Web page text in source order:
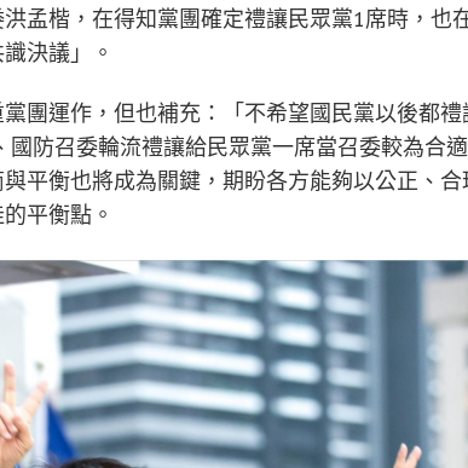
孟楷，在得知黨團確定禮讓民眾黨1席時，也
決議」。
團運作，但也補充：「不希望國民黨以後都
防召委輪流禮讓給民眾黨一席當召委較為合
平衡也將成為關鍵，期盼各方能夠以公正、
平衡點。